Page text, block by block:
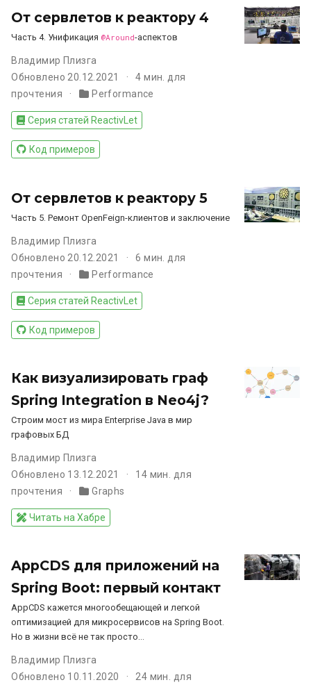
От сервлетов к реактору 4
Часть 4. Унификация @Around-аспектов
Владимир Плизга
Обновлено 20.12.2021
4 мин. для
прочтения
Performance
Серия статей ReactivLet
Код примеров
От сервлетов к реактору 5
Часть 5. Ремонт OpenFeign-клиентов и заключение
Владимир Плизга
Обновлено 20.12.2021
6 мин. для
прочтения
Performance
Серия статей ReactivLet
Код примеров
Как визуализировать граф
Spring Integration в Neo4j?
Строим мост из мира Enterprise Java в мир
графовых БД
Владимир Плизга
Обновлено 13.12.2021
14 мин. для
прочтения
Graphs
Читать на Хабре
AppCDS для приложений на
Spring Boot: первый контакт
AppCDS кажется многообещающей и легкой
оптимизацией для микросервисов на Spring Boot.
Но в жизни всё не так просто…
Владимир Плизга
Обновлено 10.11.2020
24 мин. для